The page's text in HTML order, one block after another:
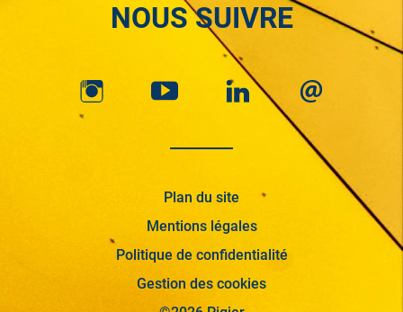
NOUS SUIVRE
Plan du site
Mentions légales
Politique de confidentialité
Gestion des cookies